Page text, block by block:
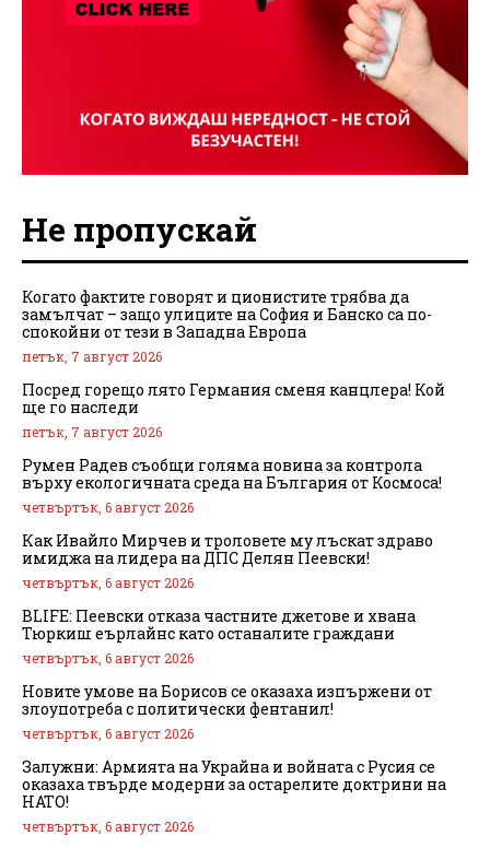
Не пропускай
Когато фактите говорят и ционистите трябва да
замълчат – защо улиците на София и Банско са по-
спокойни от тези в Западна Европа
петък, 7 август 2026
Посред горещо лято Германия сменя канцлера! Кой
ще го наследи
петък, 7 август 2026
Румен Радев съобщи голяма новина за контрола
върху екологичната среда на България от Космоса!
четвъртък, 6 август 2026
Как Ивайло Мирчев и троловете му лъскат здраво
имиджа на лидера на ДПС Делян Пеевски!
четвъртък, 6 август 2026
BLIFE: Пеевски отказа частните джетове и хвана
Тюркиш еърлайнс като останалите граждани
четвъртък, 6 август 2026
Новите умове на Борисов се оказаха изпържени от
злоупотреба с политически фентанил!
четвъртък, 6 август 2026
Залужни: Армията на Украйна и войната с Русия се
оказаха твърде модерни за остарелите доктрини на
НАТО!
четвъртък, 6 август 2026